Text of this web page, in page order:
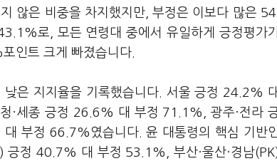
은 비중을 차지했지만, 부정은 이보다 많은 54.
로, 모든 연령대 중에서 유일하게 긍정평가
인트 크게 빠졌습니다.
은 지지율을 기록했습니다. 서울 긍정 24.2% 대
·세종 긍정 26.6% 대 부정 71.1%, 광주·전라
부정 66.7%였습니다. 윤 대통령의 핵심 기반
긍정 40.7% 대 부정 53.1%, 부산·울산·경남